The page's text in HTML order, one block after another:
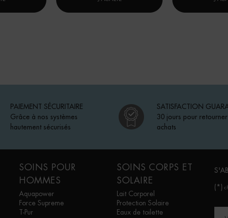
PAIEMENT SÉCURITAIRE
Grâce à nos systèmes
hautement sécurisés
SATISFACTION
30 jours pour retourner
achats
SOINS POUR
HOMMES
Aquapower
Force Supreme
T-Pur
SOINS CORPS ET
SOLAIRE
Lait Corporel
Protection Solaire
Eaux de toilette
(*)